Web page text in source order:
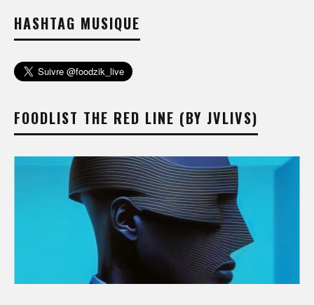
HASHTAG MUSIQUE
FOODLIST THE RED LINE (BY JVLIVS)